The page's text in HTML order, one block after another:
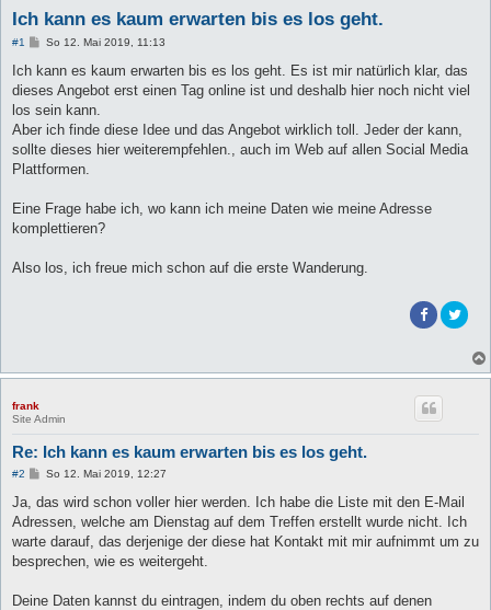
Ich kann es kaum erwarten bis es los geht.
#1
B
i
r
a
So 12. Mai 2019, 11:13
Ich kann es kaum erwarten bis es los geht. Es ist mir natürlich klar, das
dieses Angebot erst einen Tag online ist und deshalb hier noch nicht viel
los sein kann.
Aber ich finde diese Idee und das Angebot wirklich toll. Jeder der kann,
sollte dieses hier weiterempfehlen., auch im Web auf allen Social Media
Plattformen.
Eine Frage habe ich, wo kann ich meine Daten wie meine Adresse
komplettieren?
Also los, ich freue mich schon auf die erste Wanderung.
frank
Site Admin
Re: Ich kann es kaum erwarten bis es los geht.
#2
B
i
r
a
So 12. Mai 2019, 12:27
Ja, das wird schon voller hier werden. Ich habe die Liste mit den E-Mail
Adressen, welche am Dienstag auf dem Treffen erstellt wurde nicht. Ich
warte darauf, das derjenige der diese hat Kontakt mit mir aufnimmt um zu
besprechen, wie es weitergeht.
Deine Daten kannst du eintragen, indem du oben rechts auf denen